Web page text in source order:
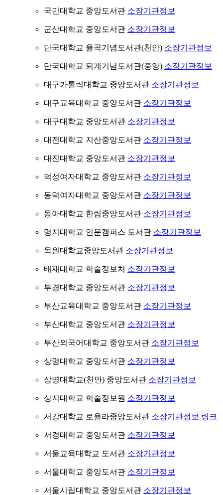
국민대학교 중앙도서관 소장기관정보
군산대학교 중앙도서관 소장기관정보
단국대학교 율곡기념도서관(천안) 소장기관정보
단국대학교 퇴계기념도서관(중앙) 소장기관정보
대구가톨릭대학교 중앙도서관 소장기관정보
대구교육대학교 중앙도서관 소장기관정보
대구대학교 중앙도서관 소장기관정보
대전대학교 지산중앙도서관 소장기관정보
대진대학교 중앙도서관 소장기관정보
덕성여자대학교 중앙도서관 소장기관정보
동덕여자대학교 중앙도서관 소장기관정보
동아대학교 한림중앙도서관 소장기관정보
명지대학교 인문캠퍼스 도서관 소장기관정보
목원대학교중앙도서관 소장기관정보
배재대학교 학술정보처 소장기관정보
부경대학교 중앙도서관 소장기관정보
부산교육대학교 중앙도서관 소장기관정보
부산대학교 중앙도서관 소장기관정보
부산외국어대학교 중앙도서관 소장기관정보
상명대학교 중앙도서관 소장기관정보
상명대학교(천안) 중앙도서관 소장기관정보
상지대학교 학술정보원 소장기관정보
서강대학교 로욜라중앙도서관 소장기관정보 링크
서경대학교 중앙도서관 소장기관정보
서울교육대학교 도서관 소장기관정보
서울대학교 중앙도서관 소장기관정보
서울시립대학교 중앙도서관 소장기관정보